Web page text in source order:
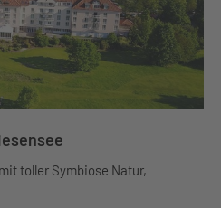
toller Symbiose Natur,